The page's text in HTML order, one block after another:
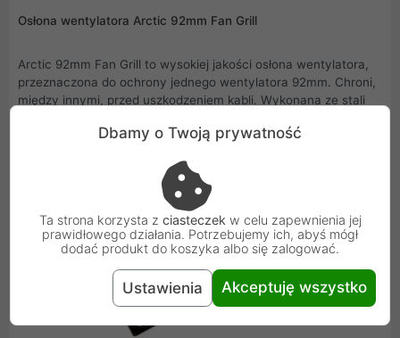
Osłona wentylatora Arctic 92mm Fan Grill
Arctic 92mm Fan Grill to wysokiej jakości osłona wentylatora,
przeznaczona do ochrony jednego wentylatora 92mm. Chroni,
między innymi, przed uszkodzeniem kabli. Wykonana ze stali
Dbamy o Twoją prywatność
Ta strona korzysta z ciasteczek w celu zapewnienia jej
prawidłowego działania. Potrzebujemy ich, abyś mógł
dodać produkt do koszyka albo się zalogować.
Ustawienia Akceptuję wszystko